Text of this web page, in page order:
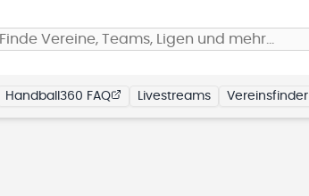
Finde Vereine, Teams, Ligen und mehr…
Handball360 FAQ Livestreams Vereinsfinder